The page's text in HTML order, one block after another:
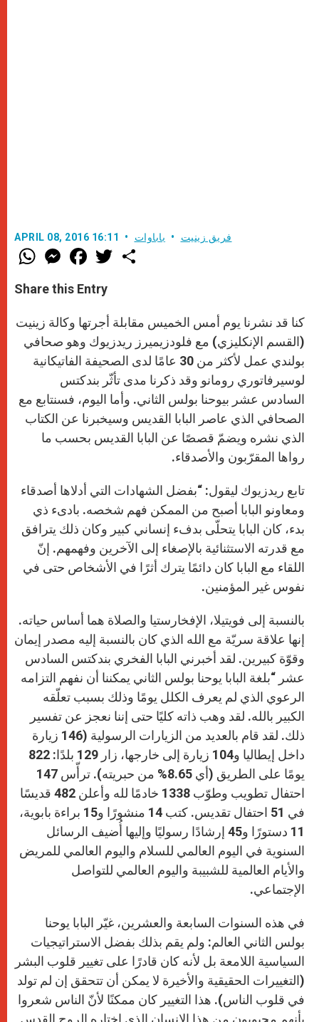
APRIL 08, 2016 16:11 فريق زينيت باباوات
W
h
t
s
p
p
M
e
s
e
g
e
r
F
a
e
b
o
k
w
r
Share this Entry
كنا قد نشرنا يوم أمس الخميس مقابلة أجرتها وكالة زينيت
(القسم الإنكليزي) مع فلودزيميرز ريدزيوك وهو صحافي
بولندي عمل لأكثر من 30 عامًا لدى الصحيفة الفاتيكانية
لوسيرفاتوري رومانو وقد ذكرنا مدى تأثّر بندكتس
السادس عشر بيوحنا بولس الثاني. وأما اليوم، فسنتابع مع
الصحافي الذي عاصر البابا القديس وسيخبرنا عن الكتاب
الذي نشره ويضمّ قصصًا عن البابا القديس بحسب ما
رواها المقرّبون والأصدقاء.
تابع ريدزيوك ليقول: “بفضل الشهادات التي أدلاها أصدقاء
ومعاونو البابا أصبح من الممكن فهم شخصه. بادىء ذي
بدء، كان البابا يتحلّى بدفء إنساني كبير وكان ذلك يترافق
مع قدرته الاستثنائية بالإصغاء إلى الآخرين وفهمهم. إنّ
اللقاء مع البابا كان دائمًا يترك أثرًا في الأشخاص حتى في
نفوس غير المؤمنين.
بالنسبة إلى فويتيلا، الإفخارستيا والصلاة هما أساس حياته.
إنها علاقة سريّة مع الله الذي كان بالنسبة إليه مصدر إيمان
وقوّة كبيرين. لقد أخبرني البابا الفخري بندكتس السادس
عشر “بلغة البابا يوحنا بولس الثاني يمكننا أن نفهم التزامه
الرعوي الذي لم يعرف الكلل يومًا وذلك بسبب تعلّقه
الكبير بالله. لقد وهب ذاته كليًا حتى إننا نعجز عن تفسير
ذلك. لقد قام بالعديد من الزيارات الرسولية (146 زيارة
داخل إيطاليا و104 زيارة إلى خارجها، زار 129 بلدًا: 822
يومًا على الطريق (أي 8.65% من حبريته). ترأّس 147
احتفال تطويب وطوّب 1338 خادمًا لله وأعلن 482 قديسًا
في 51 احتفال تقديس. كتب 14 منشورًا و15 براءة بابوية،
11 دستورًا و45 إرشادًا رسوليًا وإليها أُضيف الرسائل
السنوية في اليوم العالمي للسلام واليوم العالمي للمريض
والأيام العالمية للشبيبة واليوم العالمي للتواصل
الإجتماعي.
في هذه السنوات السابعة والعشرين، غيّر البابا يوحنا
بولس الثاني العالم: ولم يقم بذلك بفضل الاستراتيجيات
السياسية اللامعة بل لأنه كان قادرًا على تغيير قلوب البشر
(التغييرات الحقيقية والأخيرة لا يمكن أن تتحقق إن لم تولد
في قلوب الناس). هذا التغيير كان ممكنًا لأنّ الناس شعروا
بأنهم محبوبون من هذا الإنسان الذي اختاره الروح القدس